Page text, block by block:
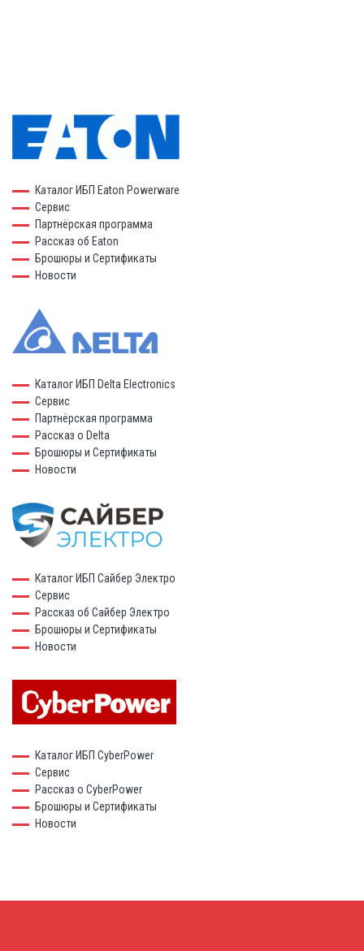
Каталог ИБП Eaton Powerware
Сервис
Партнёрская программа
Рассказ об Eaton
Брошюры и Сертификаты
Новости
Каталог ИБП Delta Electronics
Сервис
Партнёрская программа
Рассказ о Delta
Брошюры и Сертификаты
Новости
Каталог ИБП Сайбер Электро
Сервис
Рассказ об Сайбер Электро
Брошюры и Сертификаты
Новости
Каталог ИБП CyberPower
Сервис
Рассказ о CyberPower
Брошюры и Сертификаты
Новости